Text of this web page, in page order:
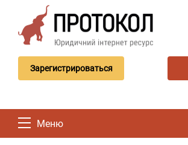
Зарегистрироваться
Меню